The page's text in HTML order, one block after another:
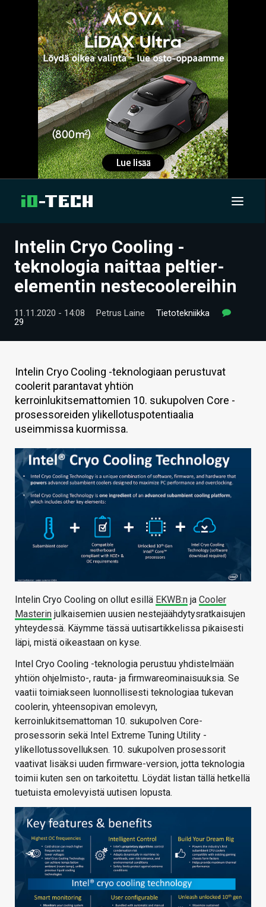
UUTISET
ARTIKKELIT
VIDEOT
HINTA.FI
KAUPPA
VAIHDA TEEMA
HAKU
Intelin Cryo Cooling -
teknologia naittaa peltier-
elementin nestecoolereihin
11.11.2020 - 14:08 Petrus Laine
Tietotekniikka
29
Intelin Cryo Cooling -teknologiaan perustuvat
coolerit parantavat yhtiön
kerroinlukitsemattomien 10. sukupolven Core -
prosessoreiden ylikellotuspotentiaalia
useimmissa kuormissa.
Intelin Cryo Cooling on ollut esillä EKWB:n ja Cooler
Masterin julkaisemien uusien nestejäähdytysratkaisujen
yhteydessä. Käymme tässä uutisartikkelissa pikaisesti
läpi, mistä oikeastaan on kyse.
Intel Cryo Cooling -teknologia perustuu yhdistelmään
yhtiön ohjelmisto-, rauta- ja firmwareominaisuuksia. Se
vaatii toimiakseen luonnollisesti teknologiaa tukevan
coolerin, yhteensopivan emolevyn,
kerroinlukitsemattoman 10. sukupolven Core-
prosessorin sekä Intel Extreme Tuning Utility -
ylikellotussovelluksen. 10. sukupolven prosessorit
vaativat lisäksi uuden firmware-version, jotta teknologia
toimii kuten sen on tarkoitettu. Löydät listan tällä hetkellä
tuetuista emolevyistä uutisen lopusta.